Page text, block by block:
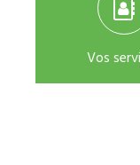
Vos